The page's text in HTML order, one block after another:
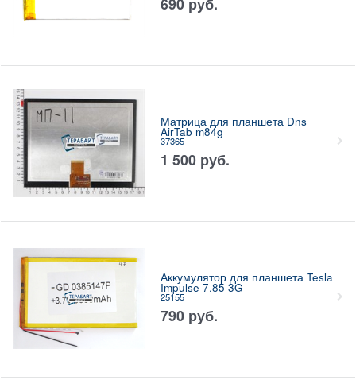
Матрица для планшета Dns
AirTab m84g
37365
1 500 руб.
Аккумулятор для планшета Tesla
Impulse 7.85 3G
25155
790 руб.